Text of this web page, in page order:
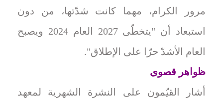
مرور الكرام، مهما كانت شدّتها، من دون
استبعاد أن "يتخطّى 2027 العام 2024 ويصبح
العام الأشدّ حرّا على الإطلاق".
ظواهر قصوى
أشار القيّمون على النشرة الشهرية لمعهد